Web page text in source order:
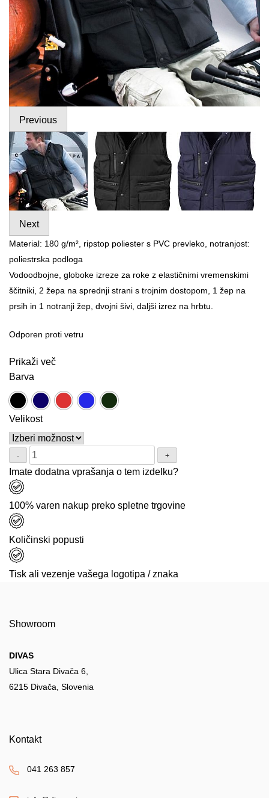
Previous
Next
Material: 180 g/m², ripstop poliester s PVC prevleko, notranjost:
poliestrska podloga
Vodoodbojne, globoke izreze za roke z elastičnimi vremenskimi
ščitniki, 2 žepa na sprednji strani s trojnim dostopom, 1 žep na
prsih in 1 notranji žep, dvojni šivi, daljši izrez na hrbtu.
Odporen proti vetru
Prikaži več
Barva
Velikost
Količina:
Imate dodatna vprašanja o tem izdelku?
100% varen nakup preko spletne trgovine
Količinski popusti
Tisk ali vezenje vašega logotipa / znaka
Showroom
DIVAS
Ulica Stara Divača 6,
6215 Divača, Slovenia
Kontakt
041 263 857